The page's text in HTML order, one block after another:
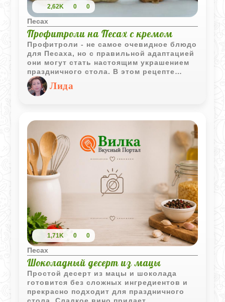
2,62K 0 0
Песах
Профитроли на Песах с кремом
Профитроли - не самое очевидное блюдо
для Песаха, но с правильной адаптацией
они могут стать настоящим украшением
праздничного стола. В этом рецепте
используется заварное тесто без
дрожжей, а крем готовится на основе
молока, яиц и ванили - всё в рамках
специальную смесь для Песаха.
Лида
1,71K 0 0
Песах
Шоколадный десерт из мацы
Простой десерт из мацы и шоколада
готовится без сложных ингредиентов и
прекрасно подходит для праздничного
стола. Сладкое вино придает